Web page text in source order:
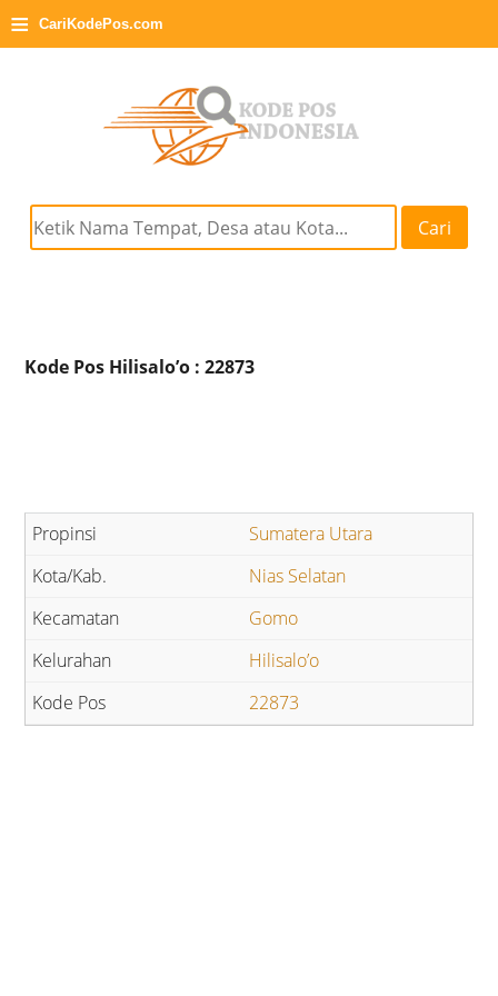
≡ CariKodePos.com
Cari
Kode Pos Hilisalo’o : 22873
Sumatera Utara
Nias Selatan
Gomo
Hilisalo’o
22873